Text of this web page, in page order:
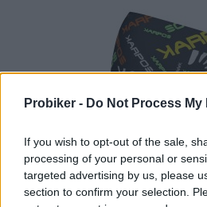
Probiker - Do Not Process
If you wish to opt-out of the sale,
processing of your personal or
targeted advertising by us, please
section to confirm your selection.
1-3 dní
MOC: 14,40 € 6,30 €